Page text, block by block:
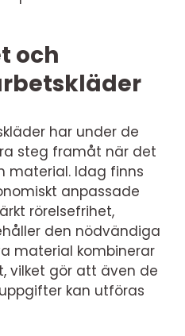
och
har under de
steg framåt när det
material. Idag finns
anpassade
rörelsefrihet,
den nödvändiga
material kombinerar
vilket gör att även de
kan utföras